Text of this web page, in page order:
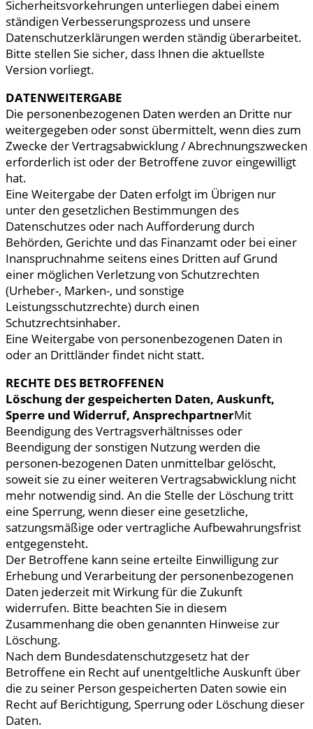
Sicherheitsvorkehrungen unterliegen dabei einem
ständigen Verbesserungsprozess und unsere
Datenschutzerklärungen werden ständig überarbeitet.
Bitte stellen Sie sicher, dass Ihnen die aktuellste
Version vorliegt.
DATENWEITERGABE
Die personenbezogenen Daten werden an Dritte nur
weitergegeben oder sonst übermittelt, wenn dies zum
Zwecke der Vertragsabwicklung / Abrechnungszwecken
erforderlich ist oder der Betroffene zuvor eingewilligt
hat.
Eine Weitergabe der Daten erfolgt im Übrigen nur
unter den gesetzlichen Bestimmungen des
Datenschutzes oder nach Aufforderung durch
Behörden, Gerichte und das Finanzamt oder bei einer
Inanspruchnahme seitens eines Dritten auf Grund
einer möglichen Verletzung von Schutzrechten
(Urheber-, Marken-, und sonstige
Leistungsschutzrechte) durch einen
Schutzrechtsinhaber.
Eine Weitergabe von personenbezogenen Daten in
oder an Drittländer findet nicht statt.
RECHTE DES BETROFFENEN
Löschung der gespeicherten Daten, Auskunft,
Sperre und Widerruf, AnsprechpartnerMit
Beendigung des Vertragsverhältnisses oder
Beendigung der sonstigen Nutzung werden die
personen-bezogenen Daten unmittelbar gelöscht,
soweit sie zu einer weiteren Vertragsabwicklung nicht
mehr notwendig sind. An die Stelle der Löschung tritt
eine Sperrung, wenn dieser eine gesetzliche,
satzungsmäßige oder vertragliche Aufbewahrungsfrist
entgegensteht.
Der Betroffene kann seine erteilte Einwilligung zur
Erhebung und Verarbeitung der personenbezogenen
Daten jederzeit mit Wirkung für die Zukunft
widerrufen. Bitte beachten Sie in diesem
Zusammenhang die oben genannten Hinweise zur
Löschung.
Nach dem Bundesdatenschutzgesetz hat der
Betroffene ein Recht auf unentgeltliche Auskunft über
die zu seiner Person gespeicherten Daten sowie ein
Recht auf Berichtigung, Sperrung oder Löschung dieser
Daten.